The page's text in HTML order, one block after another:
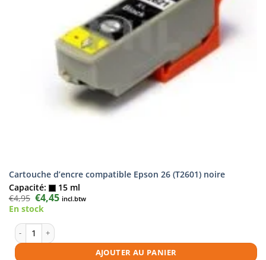
Cartouche d’encre compatible Epson 26 (T2601) noire
Capacité:
15 ml
€4,95 Le
prix
initial
€4,95.
€4,45Le
prix
incl.btw
En stock
quantité de Cartouche d'encre compatible Epson 26 (T2601) noire
AJOUTER AU PANIER